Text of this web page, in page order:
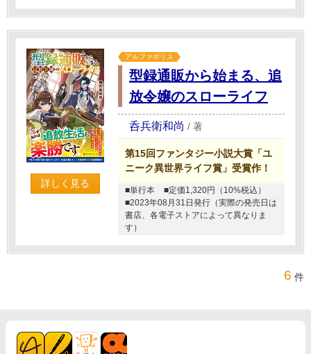
詳しく見る
アルファポリス
型録通販から始まる、追
放令嬢のスローライフ
呑兵衛和尚 / 著
第15回ファンタジー小説大賞「ユ
ニーク異世界ライフ賞」受賞作！
■単行本
■定価1,320円（10%税込）
■2023年08月31日発行（実際の発売日は
書店、各電子ストアによって異なりま
す）
6 件